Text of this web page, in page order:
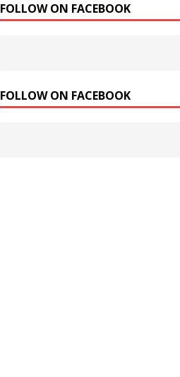
FOLLOW ON FACEBOOK
FOLLOW ON FACEBOOK